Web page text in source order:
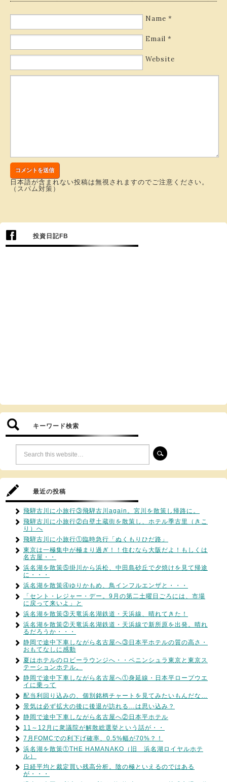
Name *
Email *
Website
日本語が含まれない投稿は無視されますのでご注意ください。
（スパム対策）
投資日記FB
キーワード検索
最近の投稿
飛騨古川に小旅行③飛騨古川again。宮川を散策し帰路に。
飛騨古川に小旅行②白壁土蔵街を散策し、ホテル季古里（きこ
り）へ
飛騨古川に小旅行①臨時急行「ぬくもりひだ路」
東京は一極集中が極まり過ぎ！！住むなら大阪だよ！もしくは
名古屋・・
浜名湖を散策⑤掛川から浜松、中田島砂丘で夕焼けを見て帰途
に・・・
浜名湖を散策④ゆりかもめ、鳥インフルエンザと・・・
「セント・レジャー・デー。9月の第二土曜日ごろには、市場
に戻って来いよ」と
浜名湖を散策③天竜浜名湖鉄道・天浜線、晴れてきた！
浜名湖を散策②天竜浜名湖鉄道・天浜線で新所原を出発。晴れ
るだろうか・・・
静岡で途中下車しながら名古屋へ③日本平ホテルの質の高さ・
おもてなしに感動
夏はホテルのロビーラウンジへ・・ペニンシュラ東京と東京ス
テーションホテル。
静岡で途中下車しながら名古屋へ①身延線・日本平ロープウエ
イに乗って
配当利回り込みの、個別銘柄チャートを見てみたいもんだな…
景気は必ず拡大の後に後退が訪れる…は思い込み？
静岡で途中下車しながら名古屋へ②日本平ホテル
11～12月に衆議院が解散総選挙という話が・・
7月FOMCでの利下げ確率、0.5%幅が70%？！
浜名湖を散策①THE HAMANAKO（旧 浜名湖ロイヤルホテ
ル）
日経平均と裁定買い残高分析。陰の極といえるのではある
が・・・